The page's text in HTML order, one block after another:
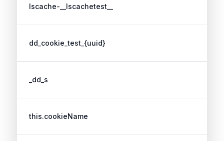
lscache-__lscachetest__
dd_cookie_test_{uuid}
_dd_s
this.cookieName